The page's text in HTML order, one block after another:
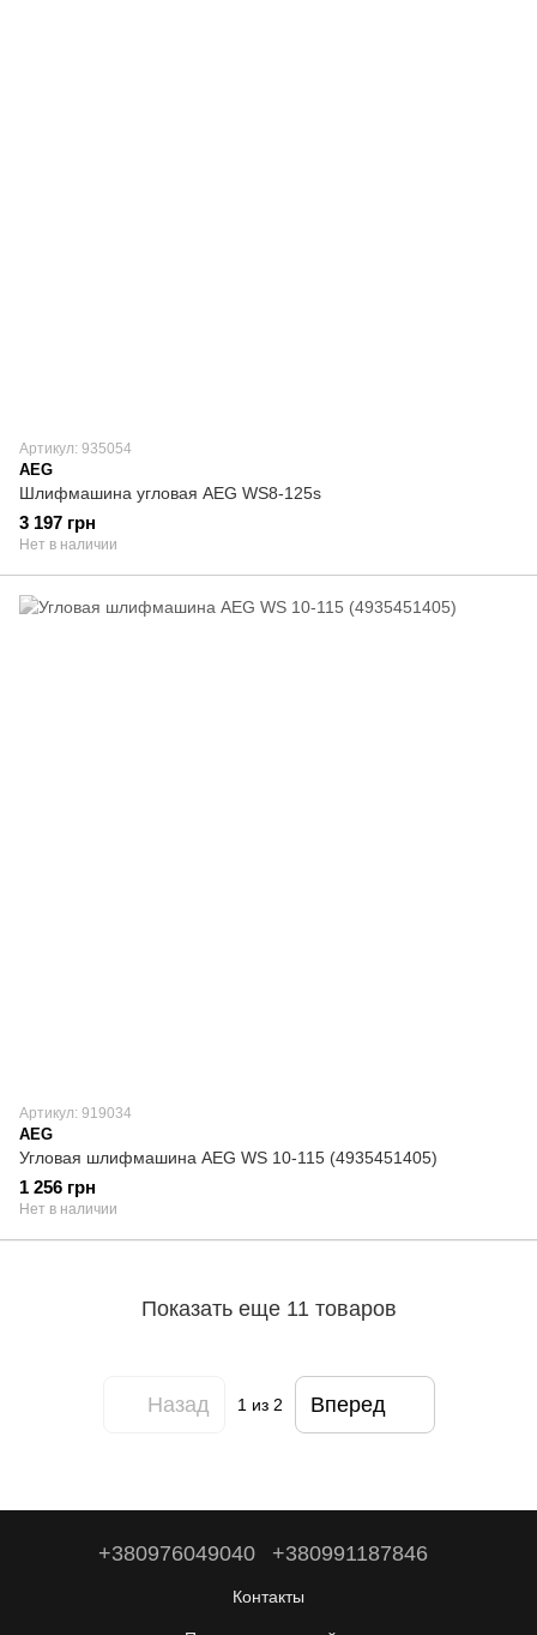
Артикул: 935054
AEG
Шлифмашина угловая AEG WS8-125s
3 197 грн
Нет в наличии
Артикул: 919034
AEG
Угловая шлифмашина AEG WS 10-115 (4935451405)
1 256 грн
Нет в наличии
Показать еще 11 товаров
Назад 1 из 2 Вперед
+380976049040 +380991187846
Контакты